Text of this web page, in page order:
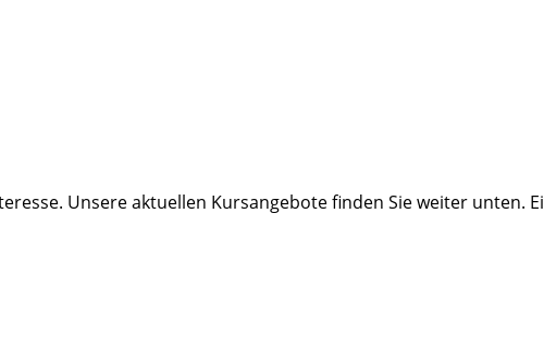
Unsere aktuellen Kursangebote finden Sie weiter unten.